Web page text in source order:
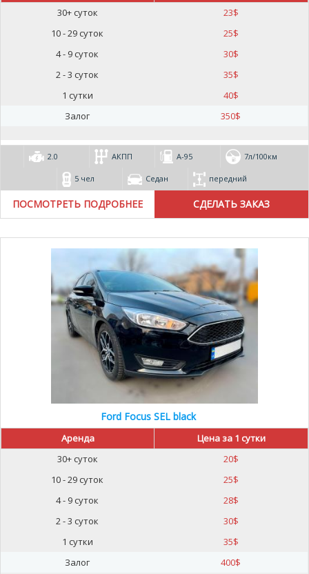
30+ суток 23$
10 - 29 суток
25$
4 - 9 суток
30$
2 - 3 суток
35$
1 сутки
40$
Залог
350$
2.0 АКПП А-95 7л/100км
5 чел Седан передний
ПОСМОТРЕТЬ ПОДРОБНЕЕ
Ford Focus SEL black
Аренда
Цена за 1 сутки
30+ суток
20$
10 - 29 суток
25$
4 - 9 суток
28$
2 - 3 суток
30$
1 сутки
35$
Залог
400$